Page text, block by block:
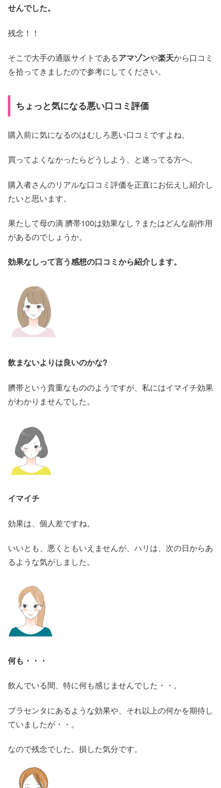
せんでした。
残念！！
そこで大手の通販サイトであるアマゾンや楽天から口コミ
を拾ってきましたので参考にしてください。
ちょっと気になる悪い口コミ評価
購入前に気になるのはむしろ悪い口コミですよね。
買ってよくなかったらどうしよう、と迷ってる方へ。
購入者さんのリアルな口コミ評価を正直にお伝えし紹介し
たいと思います。
果たして母の滴 臍帯100は効果なし？またはどんな副作用
があるのでしょうか。
効果なしって言う感想の口コミから紹介します。
飲まないよりは良いのかな?
臍帯という貴重なもののようですが、私にはイマイチ効果
がわかりませんでした。
イマイチ
効果は、個人差ですね。
いいとも、悪くともいえませんが、ハリは、次の日からあ
るような気がしました。
何も・・・
飲んでいる間、特に何も感じませんでした・・。
プラセンタにあるような効果や、それ以上の何かを期待し
ていましたが・・。
なので残念でした。損した気分です。